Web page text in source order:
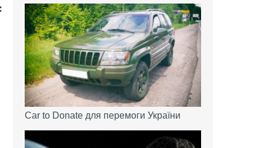
Car to Donate для перемоги України